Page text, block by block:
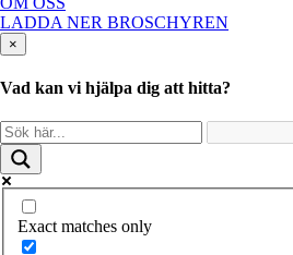
LADDA NER BROSCHYREN
×
Vad kan vi hjälpa dig att hitta?
Exact matches only